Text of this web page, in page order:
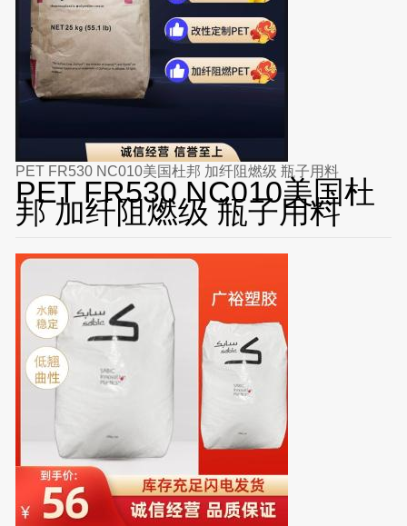
PET FR530 NC010美国杜邦 加纤阻燃级 瓶子用料
PET FR530 NC010美国杜
邦 加纤阻燃级 瓶子用料